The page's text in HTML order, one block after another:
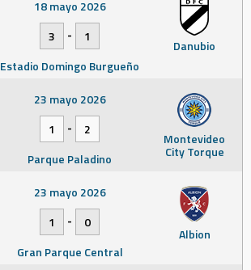
Danubio
18 mayo 2026
3
-
1
Estadio Domingo Burgueño
Montevideo
City Torque
23 mayo 2026
1
-
2
Parque Paladino
Albion
23 mayo 2026
1
-
0
Gran Parque Central